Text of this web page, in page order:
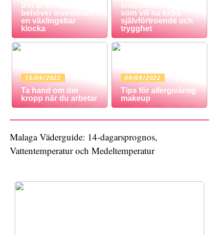
Det är därför du
behöver investera i
en växlingsbar
klocka
snäpplås är för dig
som vill ha extra
självförtroende och
trygghet
15/09/2022
Ta hand om din
kropp när du arbetar
09/09/2022
Tips för allergivänlig
makeup
Malaga Väderguide: 14-dagarsprognos,
Vattentemperatur och Medeltemperatur